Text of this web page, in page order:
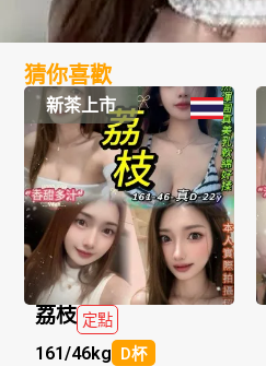
猜你喜歡
新茶上市
荔枝 定點
161/46kg D杯